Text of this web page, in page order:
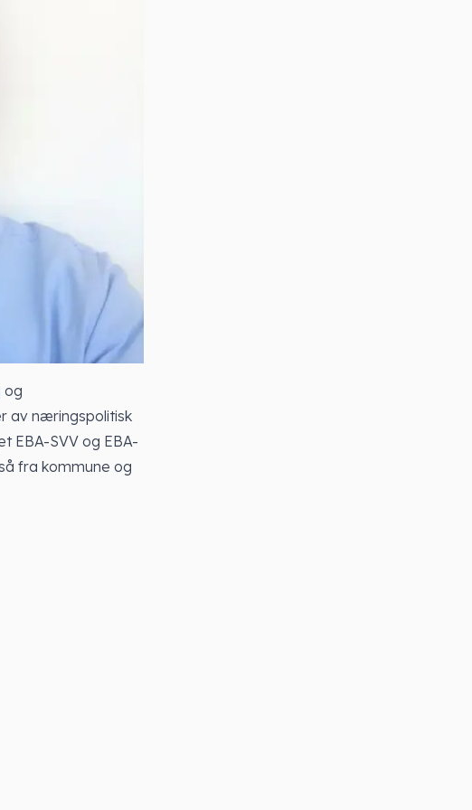
og
av næringspolitisk
EBA-SVV og EBA-
fra kommune og